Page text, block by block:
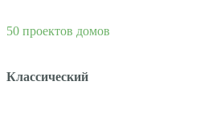
50 проектов домов
Классический